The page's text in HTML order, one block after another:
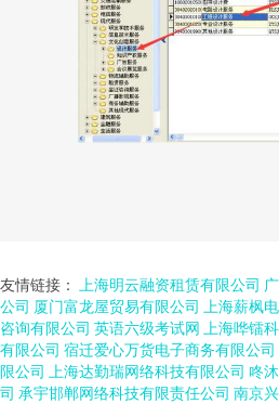
友情链接： 上海明云融资租赁有限公司
公司 厦门富龙屋贸易有限公司 上海薪枫
咨询有限公司 英语六级考试网 上海哗镭
有限公司 宿迁爱心万货电子商务有限公司
限公司
上海达勤瑞网络科技有限公司 咚
司 承宇邯郸网络科技有限责任公司 南京